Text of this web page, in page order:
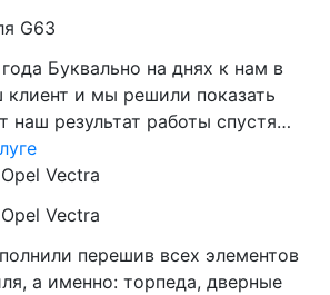
G63
Буквально на днях к нам в
клиент и мы решили показать
наш результат работы спустя…
Vectra
Vectra
перешив всех элементов
а именно: торпеда, дверные